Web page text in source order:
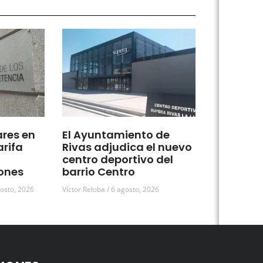
en
2026
El Ayuntamiento de
Rivas adjudica el nuevo
centro deportivo del
barrio Centro
Víctor Reloba 6 agosto, 2026